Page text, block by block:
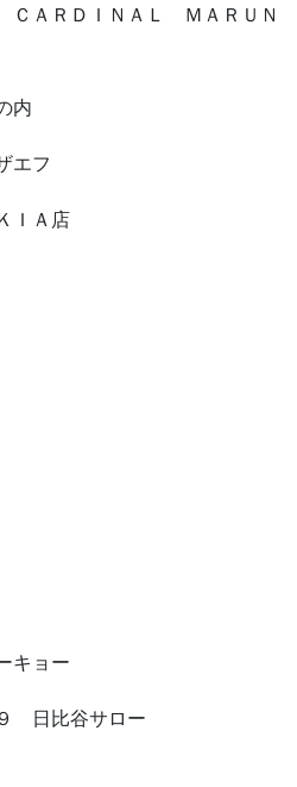
ＡＲＤＩＮＡＬ ＭＡＲＵＮ
内
エフ
ＩＡ店
キョー
日比谷サロー